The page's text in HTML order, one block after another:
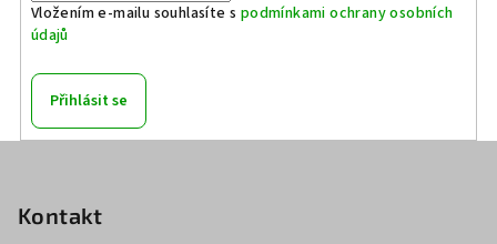
Vložením e-mailu souhlasíte s podmínkami ochrany osobních
údajů
Přihlásit se
Kontakt